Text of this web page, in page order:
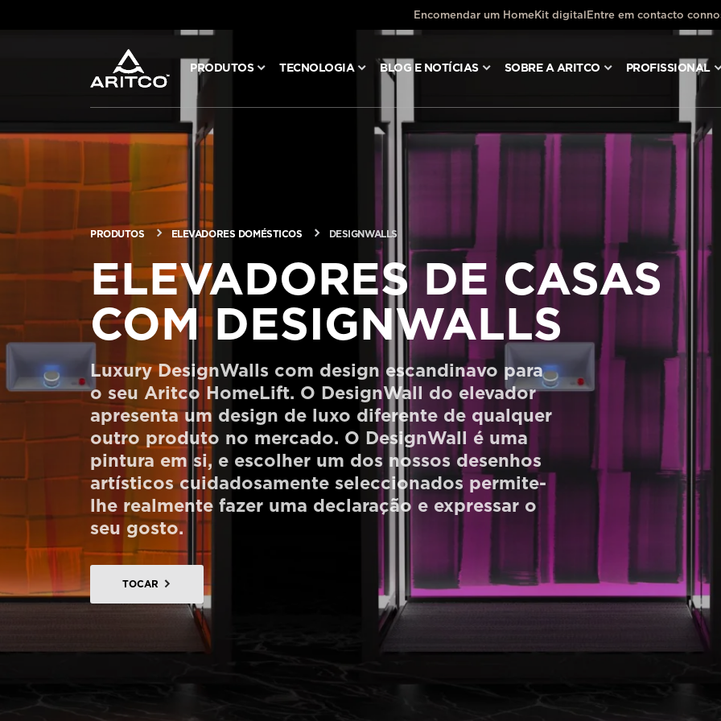
Encomendar um HomeKit digital Entre em contacto
PRODUTOS TECNOLOGIA BLOG E NOTÍCIAS SOBRE A ARITCO PROFISSIONAL
TECNOLOGIA
BLOG E NOTÍCIAS
PROFISSIONAL
Encomendar um HomeKit digital
Entre em contacto connosco
Estimativa de preço
Subscreva a newsletter
FAQ
PRODUTOS ELEVADORES DOMÉSTICOS DESIGNWALLS
ELEVADORES DE CASAS
COM DESIGNWALLS
Luxury DesignWalls com design escandinavo para
o seu Aritco HomeLift. O DesignWall do elevador
apresenta um design de luxo diferente de qualquer
outro produto no mercado. O DesignWall é uma
pintura em si, e escolher um dos nossos desenhos
artísticos cuidadosamente seleccionados permite-
lhe realmente fazer uma declaração e expressar o
seu gosto.
TOCAR